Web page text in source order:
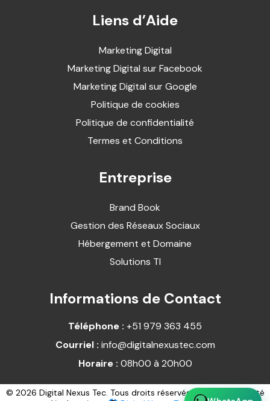
Liens d’Aide
Marketing Digital
Marketing Digital sur Facebook
Marketing Digital sur Google
Politique de cookies
Politique de confidentialité
Termes et Conditions
Entreprise
Brand Book
Gestion des Réseaux Sociaux
Hébergement et Domaine
Solutions TI
Informations de Contact
Téléphone : +51 979 363 455
Courriel : info@digitalnexustec.com
Horaire : 08h00 à 20h00
© 2026 Digital Nexus Tec. Tous droits réservés. Ce site web a été